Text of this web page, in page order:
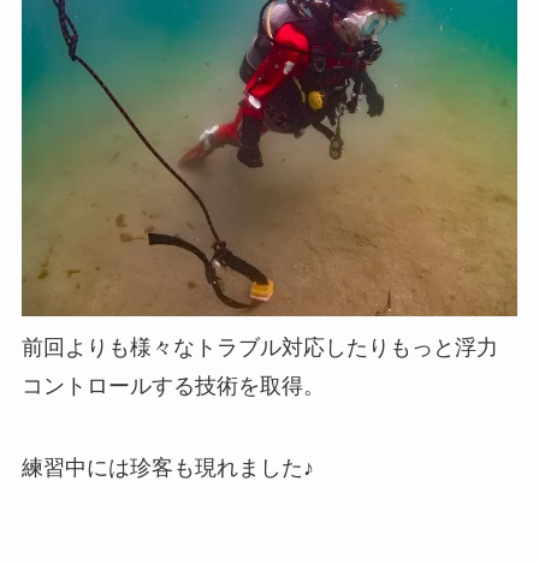
前回よりも様々なトラブル対応したりもっと浮力
コントロールする技術を取得。
練習中には珍客も現れました♪